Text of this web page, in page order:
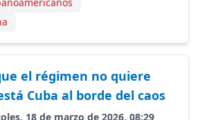
el régimen no quiere
Cuba al borde del caos
18 de marzo de 2026, 08:29